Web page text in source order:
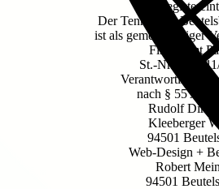
Der Tennisclub
ist als gemeinnütziger
Finanzamt
St.-Nr. 153/
Verantwortlich für
nach § 55 Abs.
Rudolf
Kleeberger
94501
Web-Design +
Robert
94501